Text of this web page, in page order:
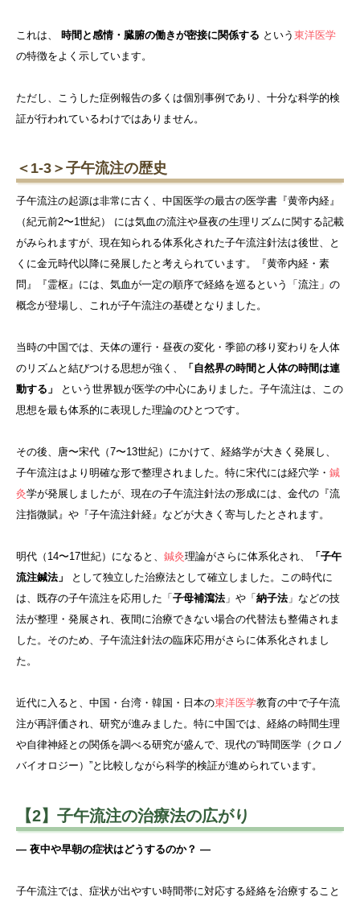
これは、 時間と感情・臓腑の働きが密接に関係する という 東洋医学
の特徴をよく示しています。
ただし、こうした症例報告の多くは個別事例であり、十分な科学的検
証が行われているわけではありません。
＜1-3＞子午流注の歴史
子午流注の起源は非常に古く、中国医学の最古の医学書『黄帝内経』
（紀元前2〜1世紀） には気血の流注や昼夜の生理リズムに関する記載
がみられますが、現在知られる体系化された子午流注針法は後世、と
くに金元時代以降に発展したと考えられています。『黄帝内経・素
問』『霊枢』には、気血が一定の順序で経絡を巡るという「流注」の
概念が登場し、これが子午流注の基礎となりました。
当時の中国では、天体の運行・昼夜の変化・季節の移り変わりを人体
のリズムと結びつける思想が強く、
「自然界の時間と人体の時間は連
動する」
という世界観が医学の中心にありました。子午流注は、この
思想を最も体系的に表現した理論のひとつです。
その後、唐〜宋代（7〜13世紀）にかけて、経絡学が大きく発展し、
子午流注はより明確な形で整理されました。特に宋代には経穴学・ 鍼
灸学が発展しましたが、現在の子午流注針法の形成には、金代の『流
注指微賦』や『子午流注針経』などが大きく寄与したとされます。
明代（14〜17世紀）になると、 鍼灸理論がさらに体系化され、
「子午
流注鍼法」
として独立した治療法として確立しました。この時代に
は、既存の子午流注を応用した「 子母補瀉法」や「 納子法」などの技
法が整理・発展され、夜間に治療できない場合の代替法も整備されま
した。そのため、子午流注針法の臨床応用がさらに体系化されまし
た。
近代に入ると、中国・台湾・韓国・日本の東洋医学教育の中で子午流
注が再評価され、研究が進みました。特に中国では、経絡の時間生理
や自律神経との関係を調べる研究が盛んで、現代の“時間医学（クロノ
バイオロジー）”と比較しながら科学的検証が進められています。
【2】子午流注の治療法の広がり
― 夜中や早朝の症状はどうするのか？ ―
子午流注では、症状が出やすい時間帯に対応する経絡を治療すること